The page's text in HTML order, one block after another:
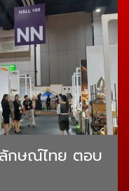
กษณ์ไทย ตอบ